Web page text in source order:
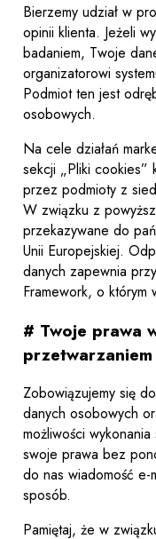
Bierzemy udział w
opinii klienta. Jeżeli
badaniem, Twoje
organizatorowi
Podmiot ten jest
osobowych.
Na cele działań
sekcji „Pliki cookies”
przez podmioty z
W związku z
przekazywane do
Unii Europejskiej.
danych zapewnia
Framework, o którym
# Twoje prawa
przetwarzaniem
Zobowiązujemy się
danych osobowych
możliwości
swoje prawa bez
do nas wiadomość e-
sposób.
Pamiętaj, że w